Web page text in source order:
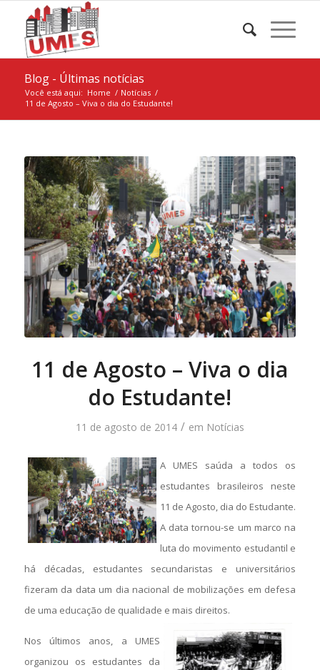
Blog - Últimas notícias
Você está aqui: Home / Notícias /
11 de Agosto – Viva o dia do Estudante!
11 de Agosto – Viva o dia
do Estudante!
11 de agosto de 2014 / em Notícias
A UMES saúda a todos os
estudantes brasileiros neste
11 de Agosto, dia do Estudante.
A data tornou-se um marco na
luta do movimento estudantil e
há décadas, estudantes secundaristas e universitários
fizeram da data um dia nacional de mobilizações em defesa
de uma educação de qualidade e mais direitos.
Nos últimos anos, a UMES
organizou os estudantes da